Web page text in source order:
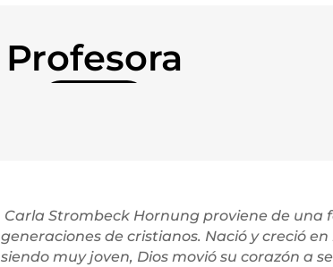
Profesora
Carla Strombeck Hornung proviene de una
generaciones de cristianos. Nació y creció en
siendo muy joven, Dios movió su corazón a